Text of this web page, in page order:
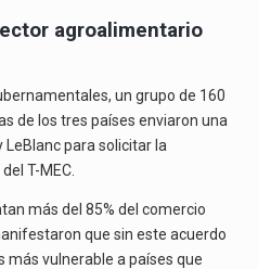
agroalimentario
un grupo de 160
de los tres países enviaron una
LeBlanc para solicitar la
T-MEC.
más del 85% del comercio
que sin este acuerdo
más vulnerable a países que